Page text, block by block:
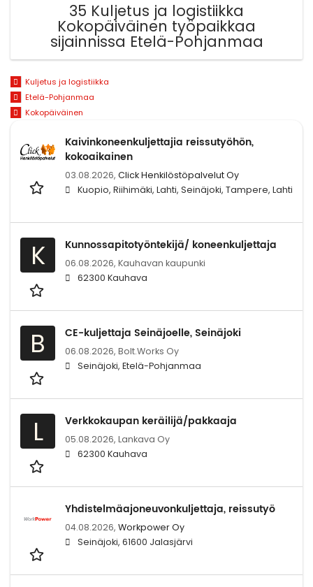
35 Kuljetus ja logistiikka
Kokopäiväinen työpaikkaa
sijainnissa Etelä-Pohjanmaa
Kuljetus ja logistiikka
Etelä-Pohjanmaa
Kokopäiväinen
Kaivinkoneenkuljettajia reissutyöhön,
kokoaikainen
03.08.2026, Click Henkilöstöpalvelut Oy
Kuopio, Riihimäki, Lahti, Seinäjoki, Tampere, Lahti
K Kunnossapitotyöntekijä/ koneenkuljettaja
06.08.2026, Kauhavan kaupunki
62300 Kauhava
B CE-kuljettaja Seinäjoelle, Seinäjoki
06.08.2026, Bolt.Works Oy
Seinäjoki, Etelä-Pohjanmaa
L Verkkokaupan keräilijä/pakkaaja
05.08.2026, Lankava Oy
62300 Kauhava
Yhdistelmäajoneuvonkuljettaja, reissutyö
04.08.2026, Workpower Oy
Seinäjoki, 61600 Jalasjärvi